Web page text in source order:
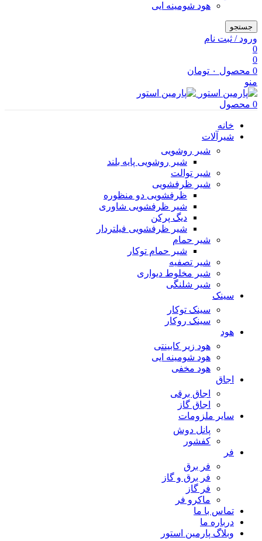
هود شومینه ایی
جستجو
ورود / ثبت نام
0
0
0 محصول ۰ تومان
منو
0 محصول
خانه
شیرآلات
شیر روشویی
شیر روشویی پایه بلند
شیر توالت
شیر ظرفشویی
ظرفشویی دو منظوره
شیر ظرفشویی شاوری
دیگ پرکن
شیر ظرفشویی فیلتردار
شیر حمام
شیر حمام توکار
شیر تصفیه
شیر مخلوط دیواری
شیر شلنگی
سینک
سینک توکار
سینک روکار
هود
هود زیر كابینتی
هود شومینه ایی
هود مخفى
اجاق
اجاق برقى
اجاق گاز
سایر ملزومات
پانل دوش
کفشور
فر
فر برق
فر برق و گاز
فر گاز
ماكرو فر
تماس با ما
درباره ما
وبلاگ پارمین استور